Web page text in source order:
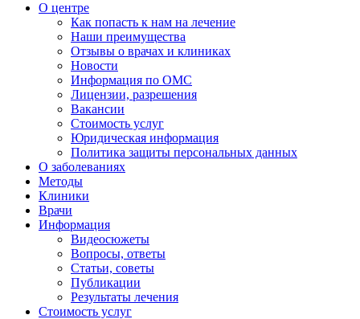
О центре
Как попасть к нам на лечение
Наши преимущества
Отзывы о врачах и клиниках
Новости
Информация по ОМС
Лицензии, разрешения
Вакансии
Стоимость услуг
Юридическая информация
Политика защиты персональных данных
О заболеваниях
Методы
Клиники
Врачи
Информация
Видеосюжеты
Вопросы, ответы
Статьи, советы
Публикации
Результаты лечения
Стоимость услуг